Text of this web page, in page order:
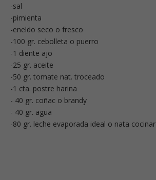
-sal
-pimienta
-eneldo seco o fresco
-100 gr. cebolleta o puerro
-1 diente ajo
-25 gr. aceite
-50 gr. tomate nat. troceado
-1 cta. postre harina
- 40 gr. coñac o brandy
- 40 gr. agua
-80 gr. leche evaporada ideal o nata cocinar